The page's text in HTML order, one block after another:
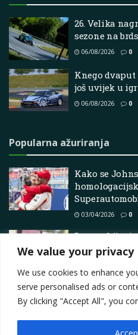
We value your privacy
We use cookies to enhance
serve personalised ads or
By clicking "Accept All", you
26. Velika
sezone na
06/08/2026 0
Knego dvaput
još uvijek u
06/08/2026 0
Popularna ažuriranja
Kako se
03/04/2026 0
Dva
pobjedničkog